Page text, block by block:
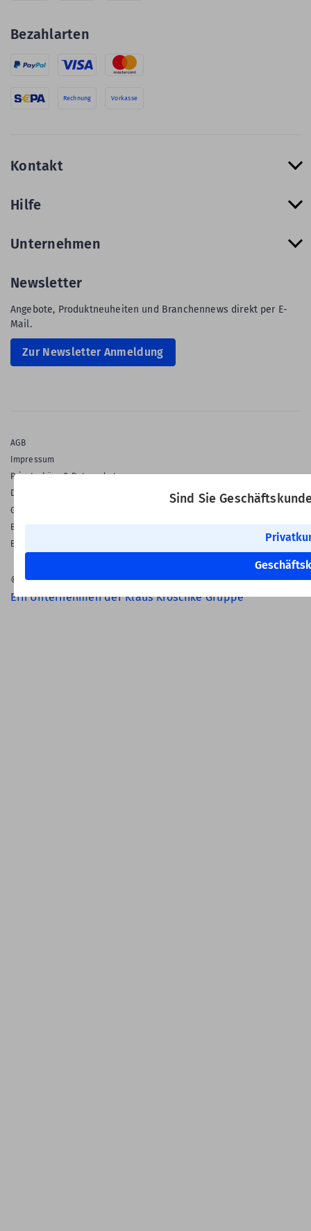
Sind Sie
Bezahlarten
Rechnung Vorkasse
Kontakt
Hilfe
Unternehmen
Newsletter
Angebote, Produktneuheiten und Branchennews direkt per E-
Mail.
Zur Newsletter Anmeldung
AGB
Impressum
Privatsphäre & Datenschutz
Datenschutz-Einstellungen
Gewährleistung
Barrierefreiheitserklärung
English Language
© 2026 Labelident GmbH
Ein Unternehmen der Klaus Kroschke Gruppe